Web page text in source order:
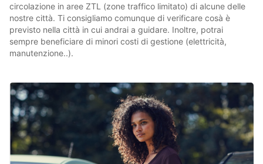
circolazione in aree ZTL (zone traffico limitato) di alcune delle
nostre città. Ti consigliamo comunque di verificare cosà è
previsto nella città in cui andrai a guidare. Inoltre, potrai
sempre beneficiare di minori costi di gestione (elettricità,
manutenzione..).